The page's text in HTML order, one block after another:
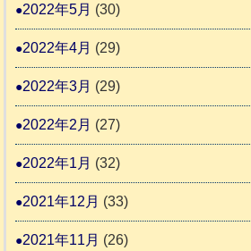
2022年5月 (30)
2022年4月 (29)
2022年3月 (29)
2022年2月 (27)
2022年1月 (32)
2021年12月 (33)
2021年11月 (26)